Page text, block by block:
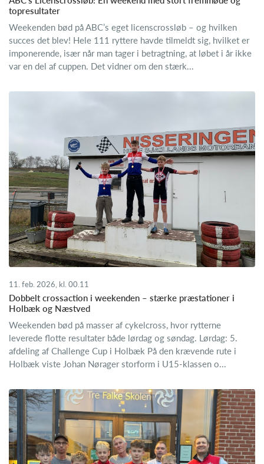
topresultater
Weekenden bød på ABC’s eget licenscrossløb – og hvilken
succes det blev! Hele 111 ryttere havde tilmeldt sig, hvilket er
imponerende, især når man tager i betragtning, at løbet i år ikke
var en del af cuppen. Det vidner om den stærk...
11. feb. 2026, kl. 00.11
Dobbelt crossaction i weekenden – stærke præstationer i
Holbæk og Næstved
Weekenden bød på masser af cykelcross, hvor rytterne
leverede flotte resultater både lørdag og søndag. Lørdag: 5.
afdeling af Challenge Cup i Holbæk På den krævende rute i
Holbæk viste Johan Nørager storform i U15-klassen o...